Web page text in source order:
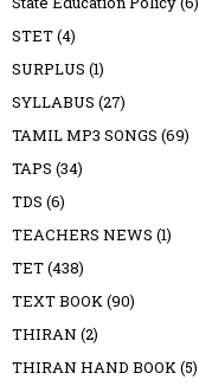
STET(4)
SURPLUS (1)
SYLLABUS (27)
TAMIL MP3 SONGS (69)
TAPS (34)
TDS (6)
TEACHERS NEWS (1)
TET(438)
TEXT BOOK(90)
THIRAN (2)
THIRAN HAND BOOK(5)